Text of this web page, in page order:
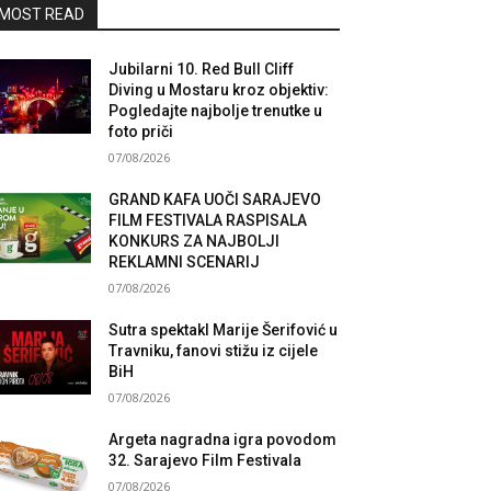
READ
Jubilarni 10. Red Bull Cliff
Diving u Mostaru kroz objektiv:
Pogledajte najbolje trenutke u
foto priči
07/08/2026
GRAND KAFA UOČI SARAJEVO
FILM FESTIVALA RASPISALA
KONKURS ZA NAJBOLJI
REKLAMNI SCENARIJ
07/08/2026
Sutra spektakl Marije Šerifović u
Travniku, fanovi stižu iz cijele
BiH
07/08/2026
Argeta nagradna igra povodom
32. Sarajevo Film Festivala
07/08/2026